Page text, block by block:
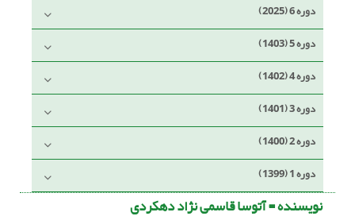
دوره 6 (2025)
دوره 5 (1403)
دوره 4 (1402)
دوره 3 (1401)
دوره 2 (1400)
دوره 1 (1399)
نویسنده =آتوسا قاسمی نژاد دهکردی